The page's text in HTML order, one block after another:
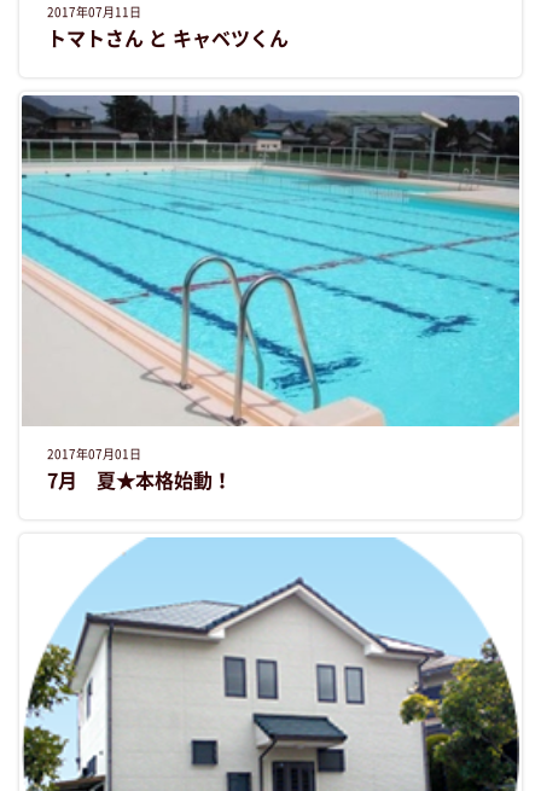
2017年07月11日
トマトさん と キャベツくん
2017年07月01日
7月 夏★本格始動！